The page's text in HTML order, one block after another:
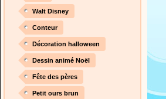
Walt Disney
Conteur
Décoration halloween
Dessin animé Noël
Fête des pères
Petit ours brun